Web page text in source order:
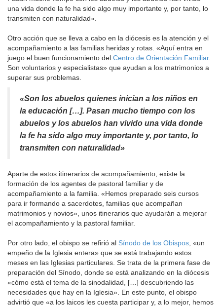
una vida donde la fe ha sido algo muy importante y, por tanto, lo
transmiten con naturalidad».
Otro acción que se lleva a cabo en la diócesis es la atención y el
acompañamiento a las familias heridas y rotas. «Aquí entra en
juego el buen funcionamiento del Centro de Orientación Familiar.
Son voluntarios y especialistas» que ayudan a los matrimonios a
superar sus problemas.
«Son los abuelos quienes inician a los niños en
la educación […]. Pasan mucho tiempo con los
abuelos y los abuelos han vivido una vida donde
la fe ha sido algo muy importante y, por tanto, lo
transmiten con naturalidad»
Aparte de estos itinerarios de acompañamiento, existe la
formación de los agentes de pastoral familiar y de
acompañamiento a la familia. «Hemos preparado seis cursos
para ir formando a sacerdotes, familias que acompañan
matrimonios y novios», unos itinerarios que ayudarán a mejorar
el acompañamiento y la pastoral familiar.
Por otro lado, el obispo se refirió al Sínodo de los Obispos , «un
empeño de la Iglesia entera» que se está trabajando estos
meses en las Iglesias particulares. Se trata de la primera fase de
preparación del Sínodo, donde se está analizando en la diócesis
«cómo está el tema de la sinodalidad, […] descubriendo las
necesidades que hay en la Iglesia». En este punto, el obispo
advirtió que «a los laicos les cuesta participar y, a lo mejor, hemos